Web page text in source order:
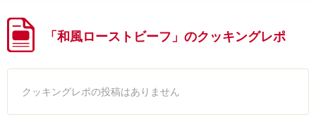
「和風ローストビーフ」のクッキングレポ
クッキングレポの投稿はありません